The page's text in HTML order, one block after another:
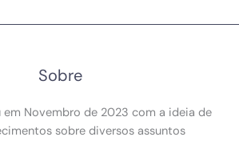
Sobre
em Novembro de 2023 com a ideia de
sobre diversos assuntos